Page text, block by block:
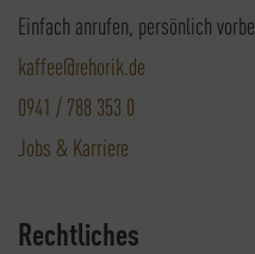
Einfach anrufen, persönlich
kaffee@rehorik.de
0941 / 788 353 0
Jobs & Karriere
Rechtliches